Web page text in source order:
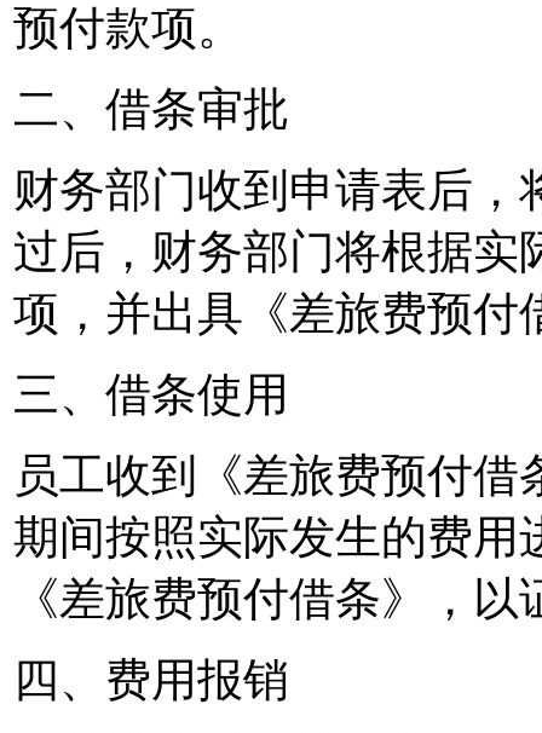
预付款项。
二、借条审批
财务部门收到申请表后
过后，财务部门将根据实
项，并出具《差旅费预付
三、借条使用
员工收到《差旅费预付
期间按照实际发生的费用
《差旅费预付借条》，
四、费用报销